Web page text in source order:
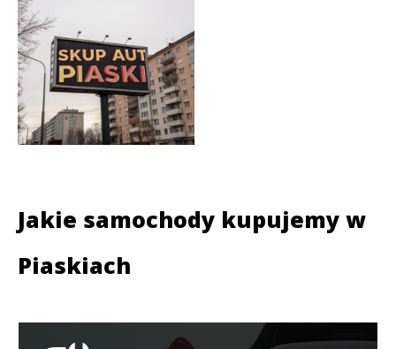
Jakie samochody kupujemy w
Piaskiach